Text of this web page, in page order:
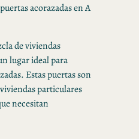
acorazadas en A
de viviendas
lugar ideal para
Estas puertas son
particulares
necesitan